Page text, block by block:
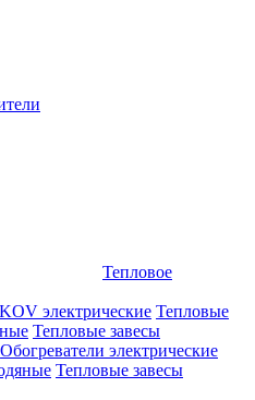
Тепловое
электрические Тепловые
Тепловые завесы
Обогреватели электрические
Тепловые завесы